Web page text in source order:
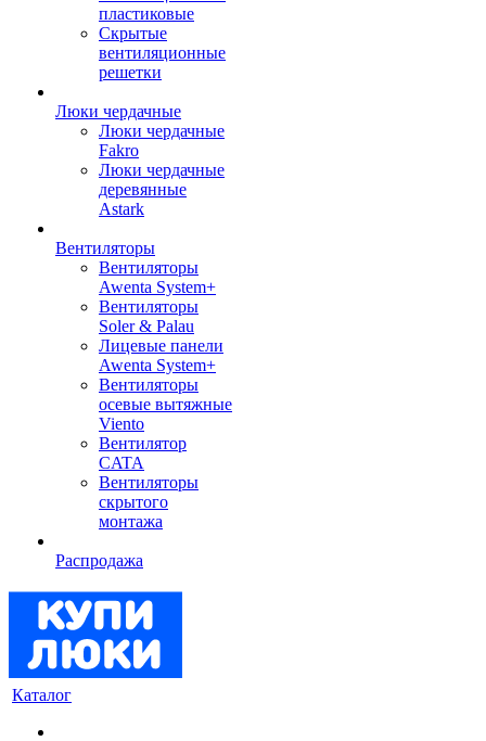
пластиковые
Скрытые
вентиляционные
решетки
Люки чердачные
Люки чердачные
Fakro
Люки чердачные
деревянные
Astark
Вентиляторы
Вентиляторы
Awenta System+
Вентиляторы
Soler & Palau
Лицевые панели
Awenta System+
Вентиляторы
осевые вытяжные
Viento
Вентилятор
CATA
Вентиляторы
скрытого
монтажа
Распродажа
Каталог